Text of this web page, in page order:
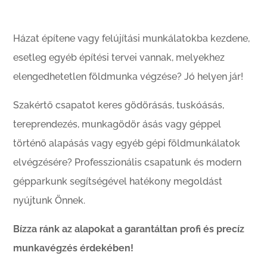
Házat építene vagy felújítási munkálatokba kezdene,
esetleg egyéb építési tervei vannak, melyekhez
elengedhetetlen földmunka végzése? Jó helyen jár!
Szakértő csapatot keres gödörásás, tuskóásás,
tereprendezés, munkagödör ásás vagy géppel
történő alapásás vagy egyéb gépi földmunkálatok
elvégzésére? Professzionális csapatunk és modern
gépparkunk segítségével hatékony megoldást
nyújtunk Önnek.
Bízza ránk az alapokat a garantáltan profi és precíz
munkavégzés érdekében!